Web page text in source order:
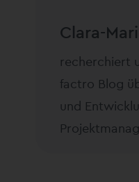
Clara-
recherchiert
factro Blog
und